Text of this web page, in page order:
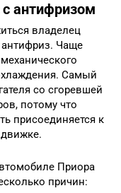
антифризом
владелец
антифриз. Чаще
Самый
со сгоревшей
потому что
присоединяется к
Приора
причин: